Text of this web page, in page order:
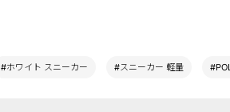
#ホワイト スニーカー #スニーカー 軽量